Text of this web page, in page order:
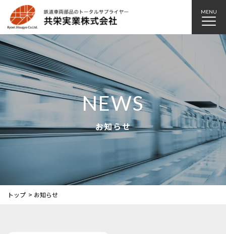
MENU
NEWS
お知らせ
トップ お知らせ